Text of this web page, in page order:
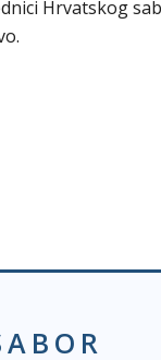
Hrvatskog